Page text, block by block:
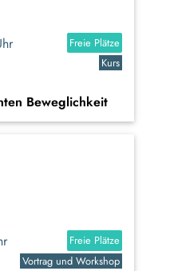
Freie Plätze
Kurs
Beweglichkeit
Freie Plätze
Vortrag und Workshop